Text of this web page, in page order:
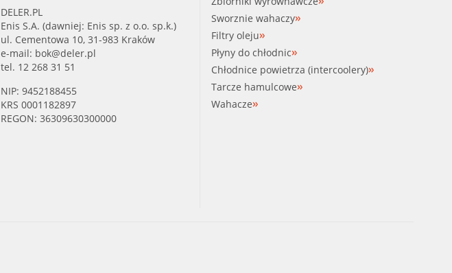
SUZUK (15213-84A01)
VEMO (V25-11-0001)
DELER.PL
Enis S.A. (dawniej: Enis sp. z o.o. sp.k.)
ul. Cementowa 10, 31-983 Kraków
e-mail: bok@deler.pl
tel. 12 268 31 51
NIP: 9452188455
KRS 0001182897
REGON: 36309630300000
Sworznie wahaczy
Filtry oleju
Płyny do chłodnic
Chłodnice powietrza (intercoolery)
Tarcze hamulcowe
Wahacze